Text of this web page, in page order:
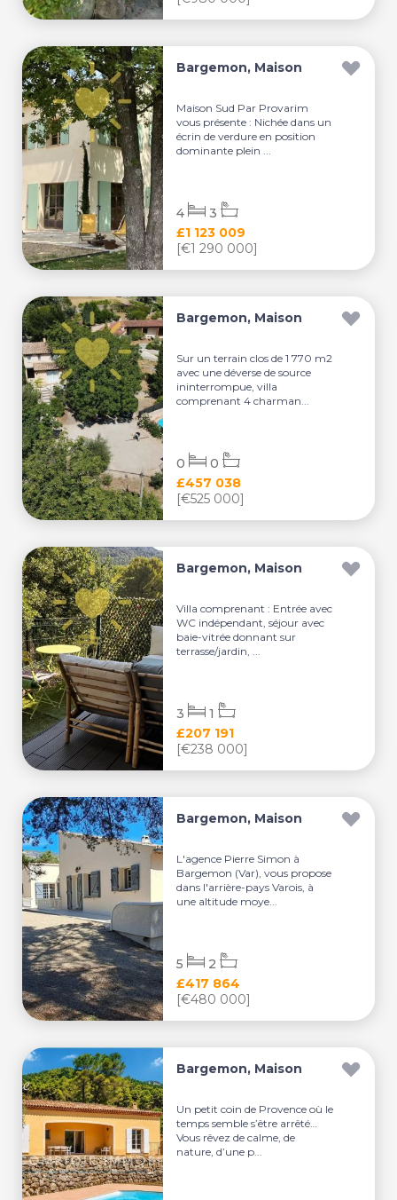
Bargemon, Maison
Maison Sud Par Provarim
vous présente : Nichée dans un
écrin de verdure en position
dominante plein ...
£1 123 009
[€1 290 000]
4 3
Bargemon, Maison
Sur un terrain clos de 1 770 m2
avec une déverse de source
ininterrompue, villa
comprenant 4 charman...
£457 038
[€525 000]
0 0
Bargemon, Maison
Villa comprenant : Entrée avec
WC indépendant, séjour avec
baie-vitrée donnant sur
terrasse/jardin, ...
£207 191
[€238 000]
3 1
Bargemon, Maison
L'agence Pierre Simon à
Bargemon (Var), vous propose
dans l'arrière-pays Varois, à
une altitude moye...
£417 864
[€480 000]
5 2
Bargemon, Maison
Un petit coin de Provence où le
temps semble s’être arrêté…
Vous rêvez de calme, de
nature, d’une p...